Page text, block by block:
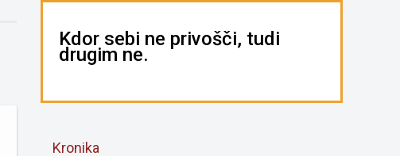
Kdor sebi ne privošči, tudi
drugim ne.
Kronika